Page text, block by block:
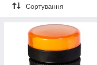
Сортування